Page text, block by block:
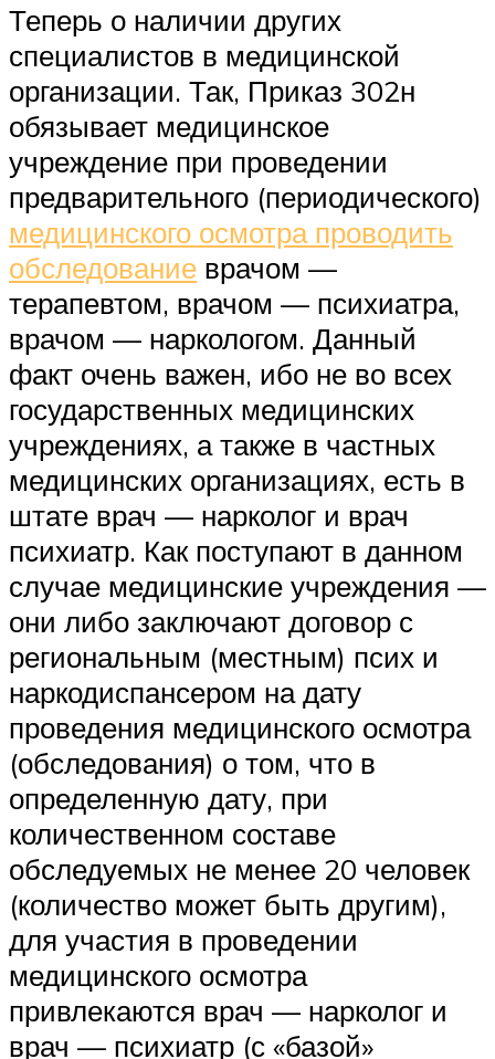
Теперь о наличии других
специалистов в медицинской
организации. Так, Приказ 302н
обязывает медицинское
учреждение при проведении
предварительного (периодического)
медицинского осмотра проводить
обследование врачом —
терапевтом, врачом — психиатра,
врачом — наркологом. Данный
факт очень важен, ибо не во всех
государственных медицинских
учреждениях, а также в частных
медицинских организациях, есть в
штате врач — нарколог и врач
психиатр. Как поступают в данном
случае медицинские учреждения —
они либо заключают договор с
региональным (местным) псих и
наркодиспансером на дату
проведения медицинского осмотра
(обследования) о том, что в
определенную дату, при
количественном составе
обследуемых не менее 20 человек
(количество может быть другим),
для участия в проведении
медицинского осмотра
привлекаются врач — нарколог и
врач — психиатр (с «базой»